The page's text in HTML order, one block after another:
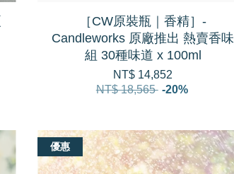
［CW原裝瓶｜香精］-
Candleworks 原廠推出 熱賣香味
組 30種味道 x 100ml
NT$ 14,852
NT$ 18,565 -20%
優惠